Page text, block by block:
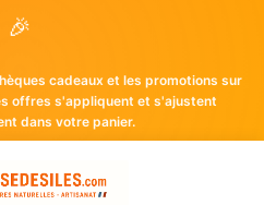
🎉
cadeaux et les promotions sur
offres s'appliquent et s'ajustent
dans votre panier.